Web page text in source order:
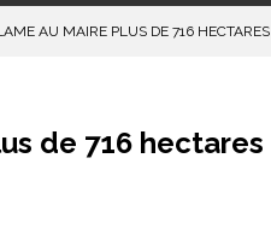
AU MAIRE PLUS DE 716 HECTARES
de 716 hectares